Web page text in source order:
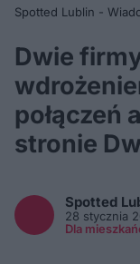
Spotted Lublin -
Dwie
połączeń
stronie
Spotted
28 stycznia
Dla